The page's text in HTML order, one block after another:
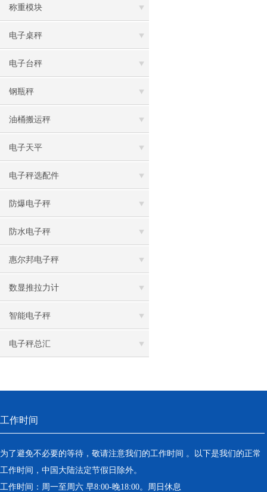
称重模块
电子桌秤
电子台秤
钢瓶秤
油桶搬运秤
电子天平
电子秤选配件
防爆电子秤
防水电子秤
惠尔邦电子秤
数显推拉力计
智能电子秤
电子秤总汇
工作时间
为了避免不必要的等待，敬请注意我们的工作时间 。以下是我们的正常
工作时间，中国大陆法定节假日除外。
工作时间：周一至周六 早8:00-晚18:00。周日休息